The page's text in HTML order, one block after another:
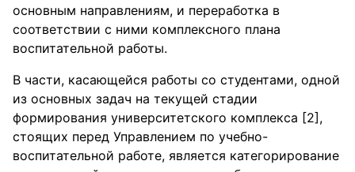
основным направлениям, и переработка в
соответствии с ними комплексного плана
воспитательной работы.
В части, касающейся работы со студентами, одной
из основных задач на текущей стадии
формирования университетского комплекса [2],
стоящих перед Управлением по учебно-
воспитательной работе, является категорирование